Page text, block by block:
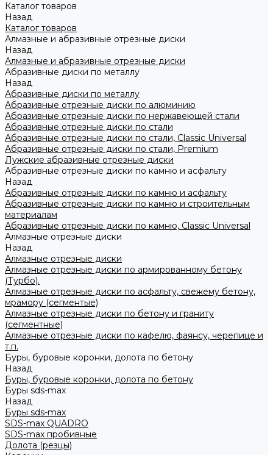
Каталог товаров
Назад
Каталог товаров
Алмазные и абразивные отрезные диски
Назад
Алмазные и абразивные отрезные диски
Абразивные диски по металлу
Назад
Абразивные диски по металлу
Абразивные отрезные диски по алюминию
Абразивные отрезные диски по нержавеющей стали
Абразивные отрезные диски по стали
Абразивные отрезные диски по стали, Classic Universal
Абразивные отрезные диски по стали, Premium
Лужские абразивные отрезные диски
Абразивные отрезные диски по камню и асфальту
Назад
Абразивные отрезные диски по камню и асфальту
Абразивные отрезные диски по камню и строительным
материалам
Абразивные отрезные диски по камню, Classic Universal
Алмазные отрезные диски
Назад
Алмазные отрезные диски
Алмазные отрезные диски по армированному бетону
(Турбо).
Алмазные отрезные диски по асфальту, свежему бетону,
мрамору (сегментые)
Алмазные отрезные диски по бетону и граниту
(сегментные)
Алмазные отрезные диски по кафелю, фаянсу, черепице и
т.п.
Буры, буровые коронки, долота по бетону
Назад
Буры, буровые коронки, долота по бетону
Буры sds-max
Назад
Буры sds-max
SDS-max QUADRO
SDS-max пробивные
Долота (резцы)